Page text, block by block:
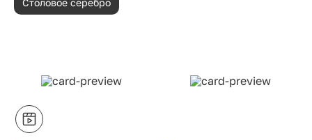
Столовое серебро